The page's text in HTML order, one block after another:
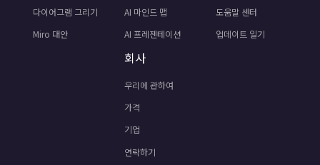
다이어그램 그리기
Miro 대안
AI 마인드 맵
AI 프레젠테이션
도움말 센터
업데이트 일기
회사
우리에 관하여
가격
기업
연락하기